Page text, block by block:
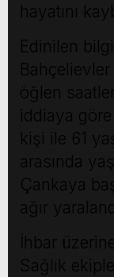
hayatını
Edinilen
öğlen
iddiaya
kişi ile 61
arasında
Çankaya
ağır
İhbar
Sağlık